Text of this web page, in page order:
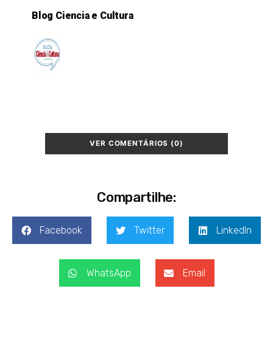
Blog Ciencia e Cultura
VER COMENTÁRIOS (0)
Compartilhe:
Facebook Twitter LinkedIn
WhatsApp Email